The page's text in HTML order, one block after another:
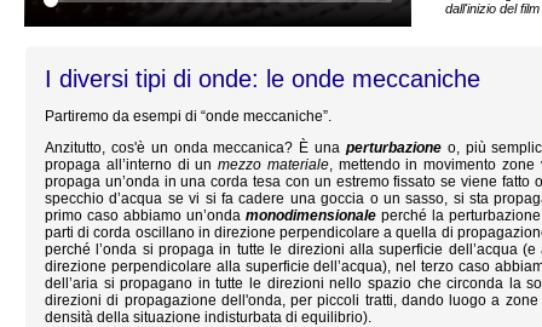
dall'inizio del
I diversi tipi di onde: le onde meccaniche
Partiremo da esempi di “onde meccaniche”.
Anzitutto, cos'è un onda meccanica? È una perturbazioneo, più
propaga all’interno di unmezzo materiale, mettendo in movimento
propaga un’onda in una corda tesa con un estremo fissato se viene fatto
specchio d’acqua se vi si fa cadere una goccia o un sasso, si sta
primo caso abbiamo un’onda monodimensionaleperché la
parti di corda oscillano in direzione perpendicolare a quella di
perché l’onda si propaga in tutte le direzioni alla superficie dell’acqua
direzione perpendicolare alla superficie dell’acqua), nel terzo caso
dell’aria si propagano in tutte le direzioni nello spazio che circonda la
direzioni di propagazione dell'onda, per piccoli tratti, dando luogo a zone
densità della situazione indisturbata di equilibrio).